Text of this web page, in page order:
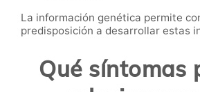
La información genética permite
predisposición a desarrollar estas
Qué síntomas